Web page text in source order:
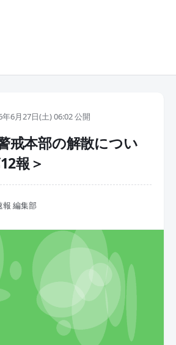
年6月27日(土) 06:02 公開
戒本部の解散につい
報＞
報 編集部